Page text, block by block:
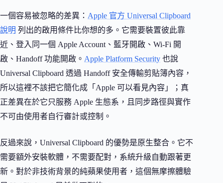
一個容易被忽略的差異： Apple 官方 Universal Clipboard
說明 列出的啟用條件比你想的多。它需要裝置彼此靠
近、登入同一個 Apple Account、藍牙開啟、Wi-Fi 開
啟、Handoff 功能開啟。 Apple Platform Security 也說
Universal Clipboard 透過 Handoff 安全傳輸剪貼簿內容，
所以這裡不該把它簡化成「Apple 可以看見內容」；真
正差異在於它只服務 Apple 生態系，且同步路徑與實作
不可由使用者自行審計或控制。
反過來說，Universal Clipboard 的優勢是原生整合。它不
需要額外安裝軟體，不需要配對，系統升級自動跟著更
新。對於非技術背景的純蘋果使用者，這個無摩擦體驗